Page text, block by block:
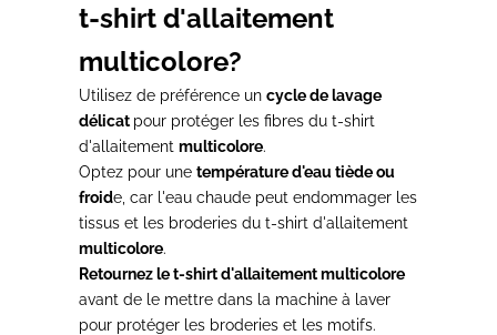
t-shirt d'allaitement
multicolore?
Utilisez de préférence un cycle de lavage
délicat pour protéger les fibres du t-shirt
d'allaitement multicolore.
Optez pour une température d'eau tiède ou
froide, car l'eau chaude peut endommager les
tissus et les broderies du t-shirt d'allaitement
multicolore.
Retournez le t-shirt d'allaitement multicolore
avant de le mettre dans la machine à laver
pour protéger les broderies et les motifs.